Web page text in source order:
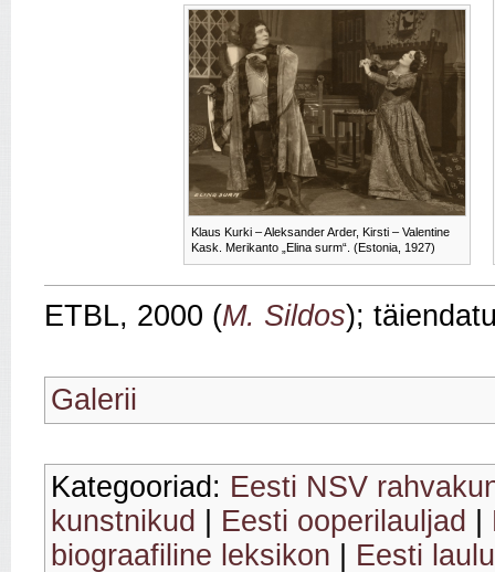
Klaus Kurki – Aleksander Arder, Kirsti – Valentine
Kask. Merikanto „Elina surm“. (Estonia, 1927)
ETBL, 2000 (M. Sildos);
Galerii
Kategooriad: Eesti NSV
kunstnikud
Eesti ooperilauljad
biograafiline leksikon
Eesti